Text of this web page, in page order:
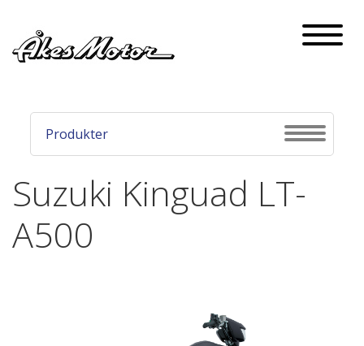
Produkter
Suzuki Kinguad LT-
A500